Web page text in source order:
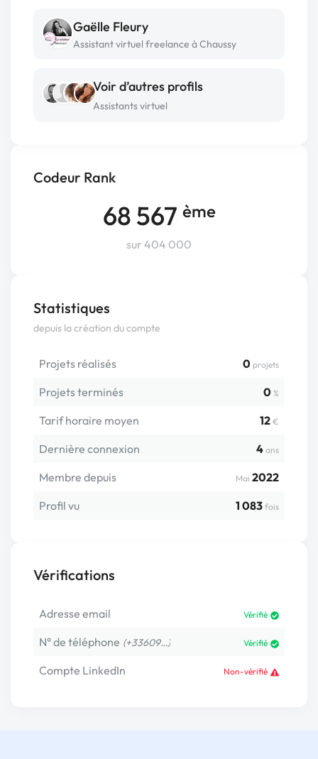
Codeur Rank
68 567 ème
sur 404 000
Statistiques
depuis la création du compte
Projets réalisés 0 projets
Projets terminés 0 %
Tarif horaire moyen 12 €
Dernière connexion 4 ans
Membre depuis Mai 2022
Profil vu
1 083 fois
Vérifications
Adresse email Vérifié
N° de téléphone (+33609…) Vérifié
Compte LinkedIn Non-vérifié
Gaëlle Fleury
Assistant virtuel freelance à Chaussy
Voir d’autres profils
Assistants virtuel